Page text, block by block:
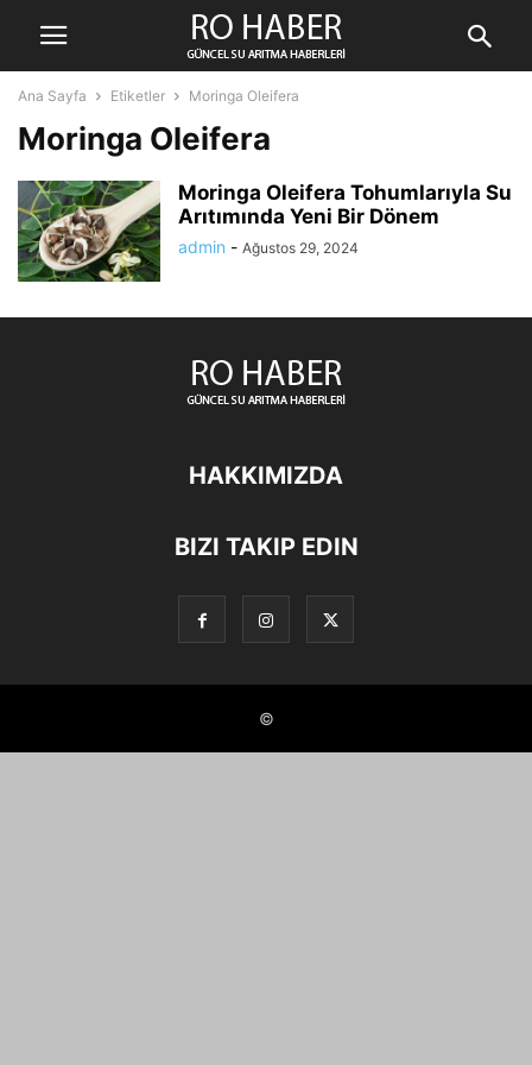
Ana Sayfa Etiketler Moringa Oleifera
Moringa Oleifera
Moringa Oleifera Tohumlarıyla Su
Arıtımında Yeni Bir Dönem
admin - Ağustos 29, 2024
HAKKIMIZDA
BIZI TAKIP EDIN
©